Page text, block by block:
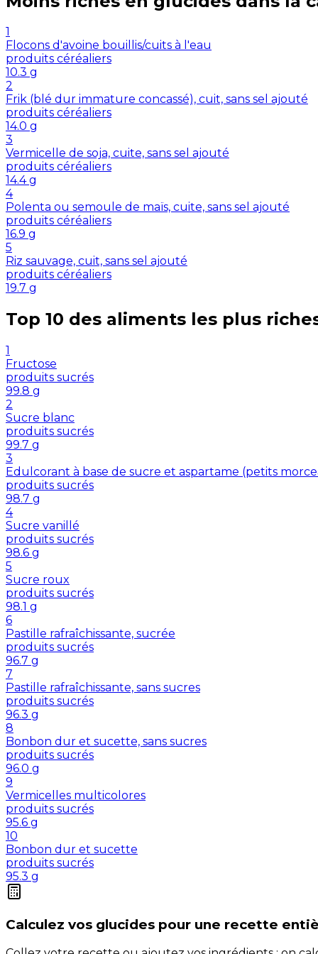
1
Flocons d'avoine bouillis/cuits à l'eau
produits céréaliers
10.3 g
2
Frik (blé dur immature concassé), cuit, sans sel ajouté
produits céréaliers
14.0 g
3
Vermicelle de soja, cuite, sans sel ajouté
produits céréaliers
14.4 g
4
Polenta ou semoule de maïs, cuite, sans sel ajouté
produits céréaliers
16.9 g
5
Riz sauvage, cuit, sans sel ajouté
produits céréaliers
19.7 g
Top 10 des aliments les plus
1
Fructose
produits sucrés
99.8 g
2
Sucre blanc
produits sucrés
99.7 g
3
Edulcorant à base de sucre et aspartame (petits
produits sucrés
98.7 g
4
Sucre vanillé
produits sucrés
98.6 g
5
Sucre roux
produits sucrés
98.1 g
6
Pastille rafraîchissante, sucrée
produits sucrés
96.7 g
7
Pastille rafraîchissante, sans sucres
produits sucrés
96.3 g
8
Bonbon dur et sucette, sans sucres
produits sucrés
96.0 g
9
Vermicelles multicolores
produits sucrés
95.6 g
10
Bonbon dur et sucette
produits sucrés
95.3 g
Calculez vos glucides pour une recette